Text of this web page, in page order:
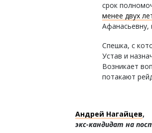
срок
менее двух
Афанасьевну,
Спешка, с
Устав и
Возникает
потакают
Андрей Нагайцев,
экс-кандидат на